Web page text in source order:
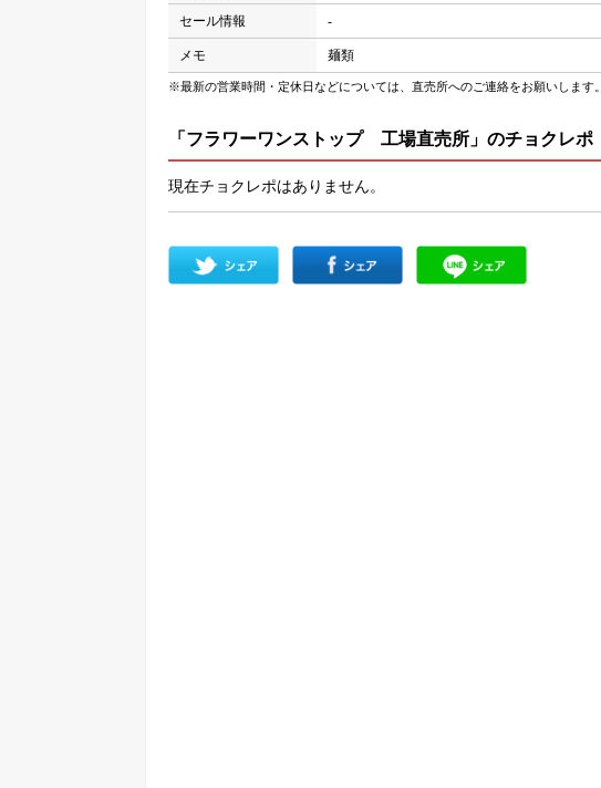
セール情報 -
メモ 麺類
※最新の営業時間・定休日などについては、直売所へのご連絡をお願いします。
「フラワーワンストップ 工場直売所」のチョクレポ
現在チョクレポはありません。